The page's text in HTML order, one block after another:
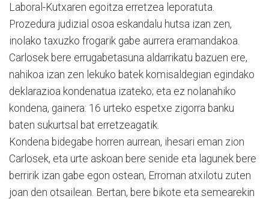
Laboral-Kutxaren egoitza erretzea leporatuta.
Prozedura judizial osoa eskandalu hutsa izan zen,
inolako taxuzko frogarik gabe aurrera eramandakoa.
Carlosek bere errugabetasuna aldarrikatu bazuen ere,
nahikoa izan zen lekuko batek komisaldegian egindako
deklarazioa kondenatua izateko; eta ez nolanahiko
kondena, gainera: 16 urteko espetxe zigorra banku
baten sukurtsal bat erretzeagatik.
Kondena bidegabe horren aurrean, ihesari eman zion
Carlosek, eta urte askoan bere senide eta lagunek bere
berririk izan gabe egon ostean, Erroman atxilotu zuten
joan den otsailean. Bertan, bere bikote eta semearekin